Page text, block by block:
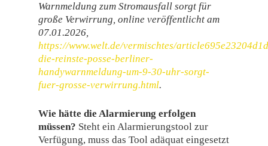
Warnmeldung zum Stromausfall sorgt für
große Verwirrung, online veröffentlicht am
07.01.2026,
https://www.welt.de/vermischtes/
die-reinste-posse-berliner-
handywarnmeldung-um-9-30-uhr-sorgt-
fuer-grosse-verwirrung.html.
Wie hätte die Alarmierung erfolgen
müssen? Steht ein Alarmierungstool zur
Verfügung, muss das Tool adäquat eingesetzt